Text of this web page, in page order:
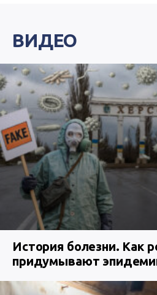
ВИДЕО
История болезни. Как
придумывают